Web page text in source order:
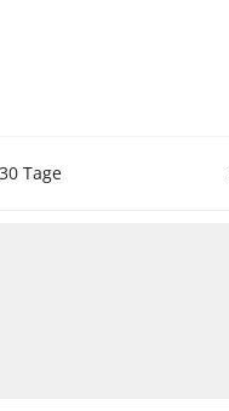
Tage